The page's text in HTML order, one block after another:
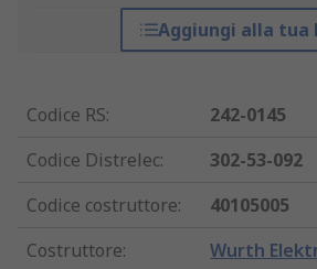
Aggiungi alla tua
Codice RS:
242-0145
Codice Distrelec:
302-53-092
Codice costruttore:
40105005
Costruttore: Wurth